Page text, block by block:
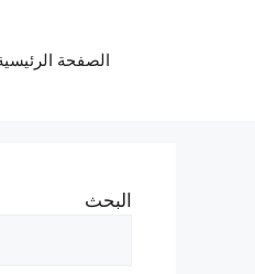
الصفحة
البحث